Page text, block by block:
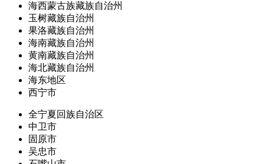
海西蒙古族藏族自治州
玉树藏族自治州
果洛藏族自治州
海南藏族自治州
黄南藏族自治州
海北藏族自治州
海东地区
西宁市
全宁夏回族自治区
中卫市
固原市
吴忠市